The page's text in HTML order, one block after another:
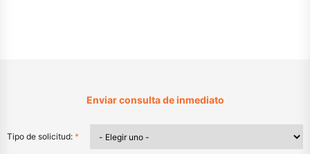
Enviar consulta de inmediato
Tipo de solicitud: *